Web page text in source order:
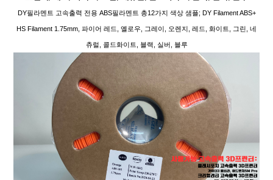
DY필라멘트 고속출력 전용 ABS필라멘트 총12가지 색상 샘플; DY Filament ABS+
HS Filament 1.75mm, 파이어 레드, 옐로우, 그레이, 오렌지, 레드, 화이트, 그린, 네
츄럴, 콜드화이트, 블랙, 실버, 블루